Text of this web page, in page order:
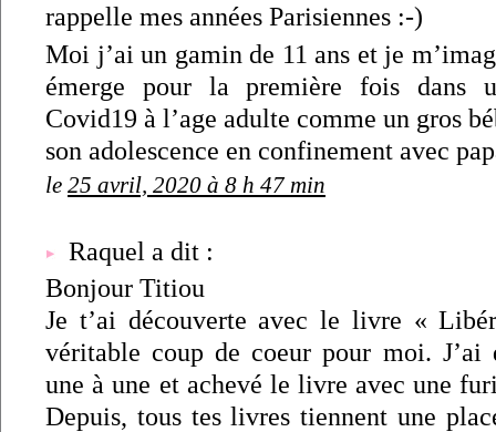
rappelle mes années Parisiennes :-)
Moi j’ai un gamin de 11 ans et je
émerge pour la première fois dans
Covid19 à l’age adulte comme un gros
son adolescence en confinement avec
le 25 avril, 2020 à 8 h 47 min
Raquel a dit :
Bonjour Titiou
Je t’ai découverte avec le livre «
véritable coup de coeur pour moi. J’ai
une à une et achevé le livre avec une
Depuis, tous tes livres tiennent une